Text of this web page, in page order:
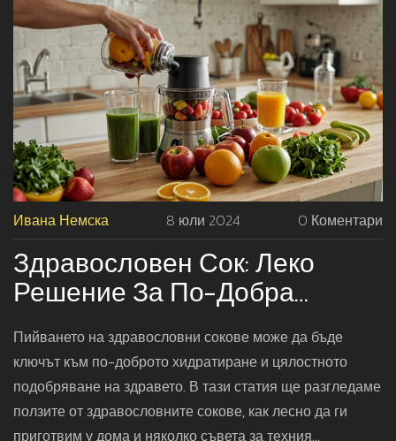
Ивана Немска 8 юли 2024 0 Коментари
Здравословен Сок: Леко
Решение За По-Добра
Хидратация
Пийването на здравословни сокове може да бъде
ключът към по-доброто хидратиране и цялостното
подобряване на здравето. В тази статия ще разгледаме
ползите от здравословните сокове, как лесно да ги
приготвим у дома и няколко съвета за техния